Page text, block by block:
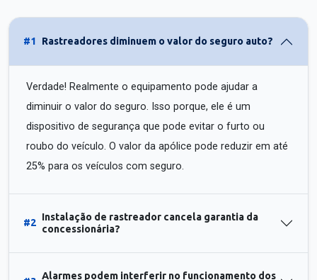
#1 Rastreadores diminuem o valor do seguro auto?
Verdade! Realmente o equipamento pode ajudar a
diminuir o valor do seguro. Isso porque, ele é um
dispositivo de segurança que pode evitar o furto ou
roubo do veículo. O valor da apólice pode reduzir em até
25% para os veículos com seguro.
#2
Instalação de rastreador cancela garantia da
concessionária?
Alarmes podem interferir no funcionamento dos